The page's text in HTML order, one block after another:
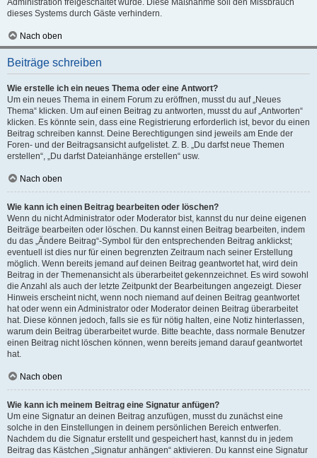
Administration freigeschaltet wurde. Diese Maßnahme soll den Missbrauch
dieses Systems durch Gäste verhindern.
Nach oben
Beiträge schreiben
Wie erstelle ich ein neues Thema oder eine Antwort?
Um ein neues Thema in einem Forum zu eröffnen, musst du auf „Neues
Thema“ klicken. Um auf einen Beitrag zu antworten, musst du auf „Antworten“
klicken. Es könnte sein, dass eine Registrierung erforderlich ist, bevor du einen
Beitrag schreiben kannst. Deine Berechtigungen sind jeweils am Ende der
Foren- und der Beitragsansicht aufgelistet. Z. B. „Du darfst neue Themen
erstellen“, „Du darfst Dateianhänge erstellen“ usw.
Nach oben
Wie kann ich einen Beitrag bearbeiten oder löschen?
Wenn du nicht Administrator oder Moderator bist, kannst du nur deine eigenen
Beiträge bearbeiten oder löschen. Du kannst einen Beitrag bearbeiten, indem
du das „Ändere Beitrag“-Symbol für den entsprechenden Beitrag anklickst;
eventuell ist dies nur für einen begrenzten Zeitraum nach seiner Erstellung
möglich. Wenn bereits jemand auf deinen Beitrag geantwortet hat, wird dein
Beitrag in der Themenansicht als überarbeitet gekennzeichnet. Es wird sowohl
die Anzahl als auch der letzte Zeitpunkt der Bearbeitungen angezeigt. Dieser
Hinweis erscheint nicht, wenn noch niemand auf deinen Beitrag geantwortet
hat oder wenn ein Administrator oder Moderator deinen Beitrag überarbeitet
hat. Diese können jedoch, falls sie es für nötig halten, eine Notiz hinterlassen,
warum dein Beitrag überarbeitet wurde. Bitte beachte, dass normale Benutzer
einen Beitrag nicht löschen können, wenn bereits jemand darauf geantwortet
hat.
Nach oben
Wie kann ich meinem Beitrag eine Signatur anfügen?
Um eine Signatur an deinen Beitrag anzufügen, musst du zunächst eine
solche in den Einstellungen in deinem persönlichen Bereich entwerfen.
Nachdem du die Signatur erstellt und gespeichert hast, kannst du in jedem
Beitrag das Kästchen „Signatur anhängen“ aktivieren. Du kannst eine Signatur